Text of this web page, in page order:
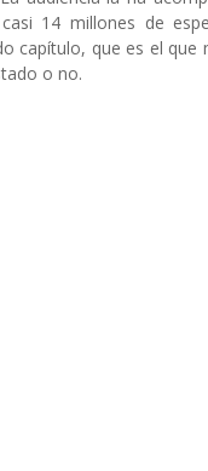
14 millones de
capítulo, que es el que
o no.